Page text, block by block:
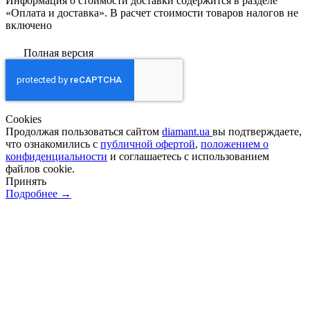
«Оплата и доставка». В расчет стоимости товаров налогов не
включено
Полная версия
Сookies
Продолжая пользоваться сайтом diamant.ua вы подтверждаете,
что ознакомились с публичной офертой, положением о
конфиденциальности и соглашаетесь с использованием
файлов cookie.
Принять
Подробнее →